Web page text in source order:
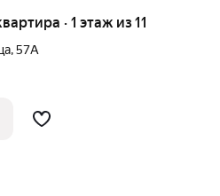
· 1 этаж из 11
,57А